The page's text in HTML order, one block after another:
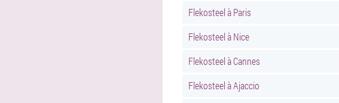
Flekosteel à Paris
Flekosteel à Nice
Flekosteel à Cannes
Flekosteel à Ajaccio